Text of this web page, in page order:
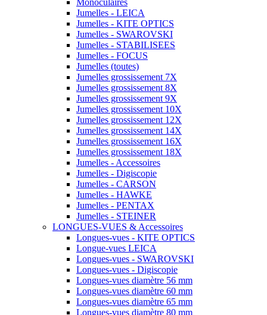
Monoculaires
Jumelles - LEICA
Jumelles - KITE OPTICS
Jumelles - SWAROVSKI
Jumelles - STABILISEES
Jumelles - FOCUS
Jumelles (toutes)
Jumelles grossissement 7X
Jumelles grossissement 8X
Jumelles grossissement 9X
Jumelles grossissement 10X
Jumelles grossissement 12X
Jumelles grossissement 14X
Jumelles grossissement 16X
Jumelles grossissement 18X
Jumelles - Accessoires
Jumelles - Digiscopie
Jumelles - CARSON
Jumelles - HAWKE
Jumelles - PENTAX
Jumelles - STEINER
LONGUES-VUES & Accessoires
Longues-vues - KITE OPTICS
Longue-vues LEICA
Longues-vues - SWAROVSKI
Longues-vues - Digiscopie
Longues-vues diamètre 56 mm
Longues-vues diamètre 60 mm
Longues-vues diamètre 65 mm
Longues-vues diamètre 80 mm